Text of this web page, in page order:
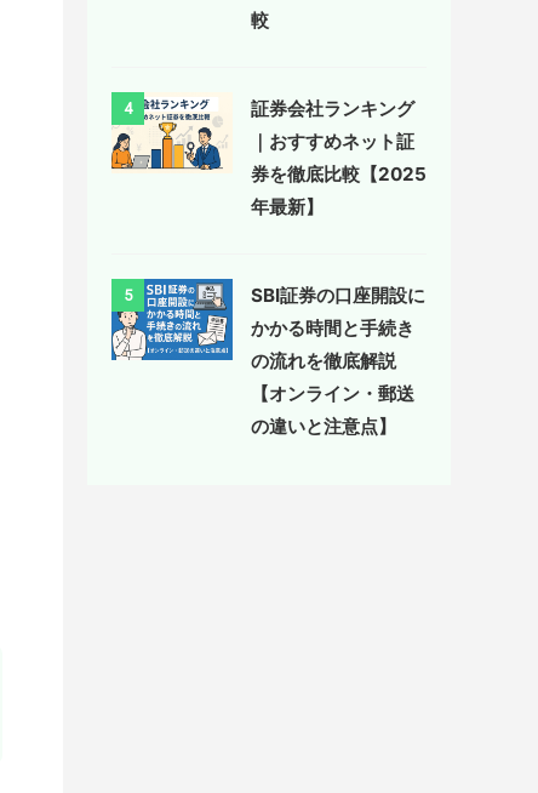
較
4
証券会社ランキング
｜おすすめネット証
券を徹底比較【2025
年最新】
5
SBI証券の口座開設に
かかる時間と手続き
の流れを徹底解説
【オンライン・郵送
の違いと注意点】